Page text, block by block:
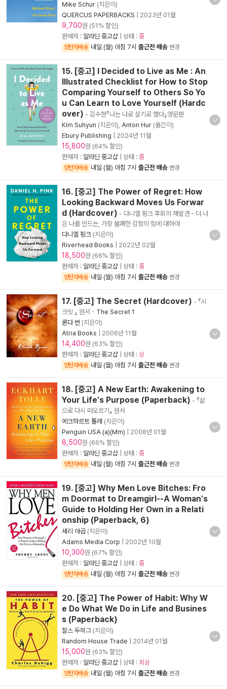
Mike Schur (지은이)
QUERCUS PAPERBACKS
2023년 01월
9,700원 (51% 할인)
판매자 : 알라딘 중고샵 | 상태 : 중
양탄자배송 내일 (월) 아침 7시 출근전 배송 변경
15. [중고] I Decided to Live as Me : An
Illustrated Checklist for How to Stop
Comparing Yourself to Others So Yo
u Can Learn to Love Yourself (Hardc
over) - 김수현『나는 나로 살기로 했다』영문판
Kim Suhyun (지은이), Anton Hur (옮긴이)
Ebury Publishing
2024년 11월
15,800원 (64% 할인)
판매자 : 알라딘 중고샵 | 상태 : 중
양탄자배송 내일 (월) 아침 7시 출근전 배송 변경
16. [중고] The Power of Regret: How
Looking Backward Moves Us Forwar
d (Hardcover) - 다니엘 핑크 후회의 재발견 - 더 나
은 나를 만드는, 가장 불쾌한 감정의 힘에 대하여
다니엘 핑크 (지은이)
Riverhead Books
2022년 02월
18,500원 (66% 할인)
판매자 : 알라딘 중고샵 | 상태 : 중
양탄자배송 내일 (월) 아침 7시 출근전 배송 변경
17. [중고] The Secret (Hardcover) - 『시
크릿 』 원서 - The Secret 1
론다 번 (지은이)
Atria Books
2006년 11월
14,400원 (63% 할인)
판매자 : 알라딘 중고샵 | 상태 : 상
양탄자배송 내일 (월) 아침 7시 출근전 배송 변경
18. [중고] A New Earth: Awakening to
Your Life's Purpose (Paperback) - 『삶
으로 다시 떠오르기』 원서
에크하르트 톨레 (지은이)
Penguin USA (a)(Mm)
2008년 01월
8,500원 (66% 할인)
판매자 : 알라딘 중고샵 | 상태 : 중
양탄자배송 내일 (월) 아침 7시 출근전 배송 변경
19. [중고] Why Men Love Bitches: Fro
m Doormat to Dreamgirl--A Woman's
Guide to Holding Her Own in a Relati
onship (Paperback, 6)
셰리 야곱 (지은이)
Adams Media Corp
2002년 10월
10,300원 (67% 할인)
판매자 : 알라딘 중고샵 | 상태 : 중
양탄자배송 내일 (월) 아침 7시 출근전 배송 변경
20. [중고] The Power of Habit: Why W
e Do What We Do in Life and Busines
s (Paperback)
찰스 두히그 (지은이)
Random House Trade
2014년 01월
15,000원 (63% 할인)
판매자 : 알라딘 중고샵 | 상태 : 최상
양탄자배송 내일 (월) 아침 7시 출근전 배송 변경